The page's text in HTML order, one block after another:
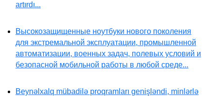
artırdı...
Высокозащищенные ноутбуки нового поколения
для экстремальной эксплуатации, промышленной
автоматизации, военных задач, полевых условий и
безопасной мобильной работы в любой среде...
Beynəlxalq mübadilə proqramları genişləndi, minlərlə